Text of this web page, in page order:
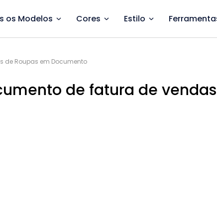
os Modelos Cores Estilo
de Roupas em Documento
de fatura de